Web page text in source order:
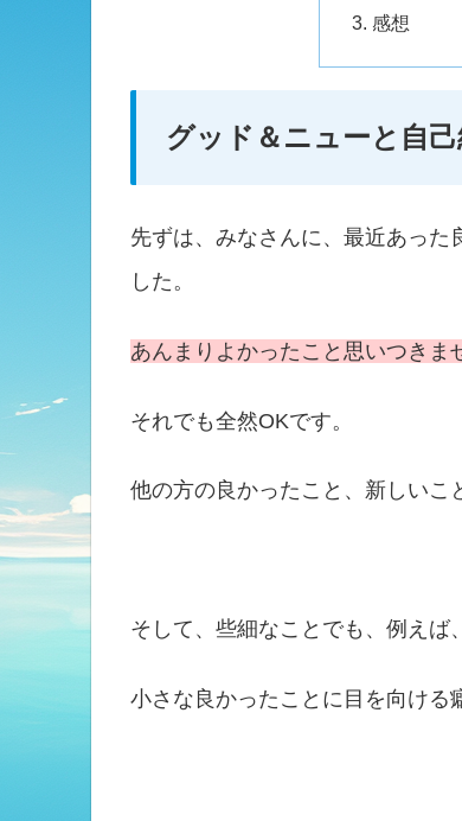
感想
グッド＆ニューと自
先ずは、みなさんに、最近あった
した。
あんまりよかったこと思いつきま
それでも全然OKです。
他の方の良かったこと、新しいこ
そして、些細なことでも、例えば
小さな良かったことに目を向ける